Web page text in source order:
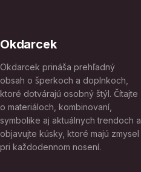
Okdarcek
Okdarcek prináša prehľadný
obsah o šperkoch a doplnkoch,
ktoré dotvárajú osobný štýl. Čítajte
o materiáloch, kombinovaní,
symbolike aj aktuálnych trendoch a
objavujte kúsky, ktoré majú zmysel
pri každodennom nosení.